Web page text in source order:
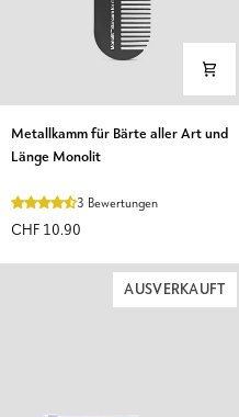
Metallkamm
für
Bärte
aller
und
Länge
Metallkamm für Bärte aller Art und
Länge Monolit
3 Bewertungen
CHF 10.90
AUSVERKAUFT